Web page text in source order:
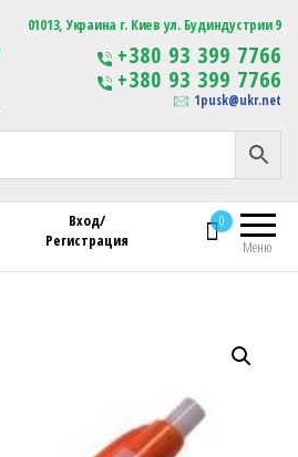
Компания Изготовление
сувенирной продукции
с логотипом
01013, Украина г. Киев ул. Будиндустрии 9
+380 93 399 7766
+380 93 399 7766
1pusk@ukr.net
Меню
0
Вход/
Регистрация